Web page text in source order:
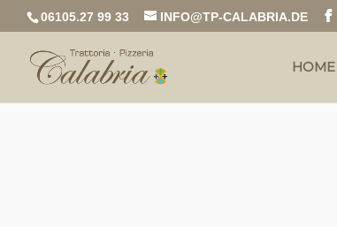
06105.27 99 33 INFO@TP-CALABRIA.DE
HOME